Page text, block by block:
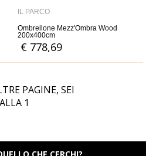
IL PARCO
Ombrellone Mezz'Ombra Wood
200x400cm
€ 778,69
PAGINE, SEI
ALLA 1